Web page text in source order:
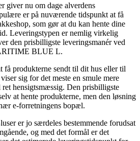
giver nu om dage alverdens
er på nuværende tidspunkt at få
som gør at du kan hente dine
Leveringstypen er nemlig virkelig
den prisbilligste leveringsmanér ved
BLUE L.
få produkterne sendt til dit hus eller til
sig for det meste en smule mere
hensigtsmæssig. Den prisbilligste
at hente produkterne, men den løsning
e-forretningens bopæl.
er jo særdeles bestemmende forudsat
og med det formål er det